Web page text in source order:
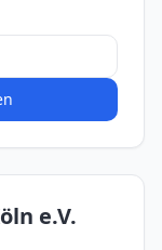
e.V.